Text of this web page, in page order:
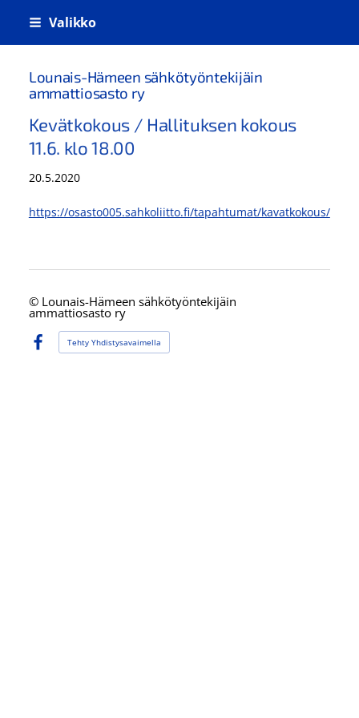
Siirry
sivun
sisältöön
Valikko
Lounais-Hämeen sähkötyöntekijäin
ammattiosasto ry
Kevätkokous / Hallituksen kokous
11.6. klo 18.00
20.5.2020
https://osasto005.sahkoliitto.fi/tapahtumat/kavatkokous/
© Lounais-Hämeen sähkötyöntekijäin
ammattiosasto ry
Facebook
Tehty Yhdistysavaimella